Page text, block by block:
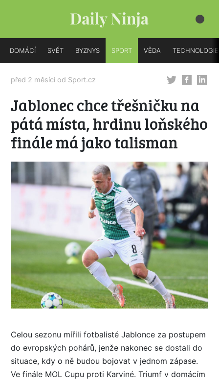
DOMÁCÍ SVĚT BYZNYS SPORT VĚDA TECHNOLOGIE
před 2 měsíci od Sport.cz
Jablonec chce třešničku na
pátá místa, hrdinu loňského
finále má jako talisman
Celou sezonu mířili fotbalisté Jablonce za postupem
do evropských pohárů, jenže nakonec se dostali do
situace, kdy o ně budou bojovat v jednom zápase.
Ve finále MOL Cupu proti Karviné. Triumf v domácím